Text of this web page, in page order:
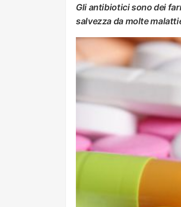
Gli antibiotici sono dei
salvezza da molte
SALUTE